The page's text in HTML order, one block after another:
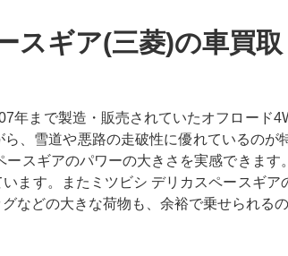
スギア(三菱)の車買
年まで製造・販売されていたオフロード
、雪道や悪路の走破性に優れているの
スギアのパワーの大きさを実感できま
ます。またミツビシ デリカスペースギ
などの大きな荷物も、余裕で乗せられるの